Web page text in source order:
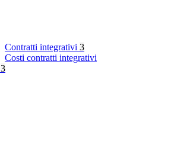
Contratti integrativi 3
Costi contratti integrativi
3